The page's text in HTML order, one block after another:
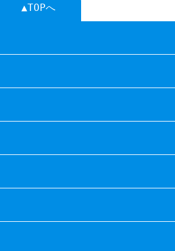
▲TOPへ